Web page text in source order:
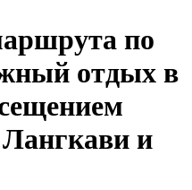
по
отдых в
и